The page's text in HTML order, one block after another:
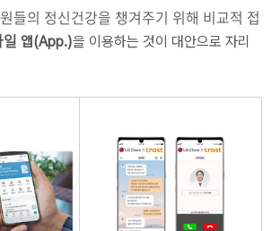
들의 정신건강을 챙겨주기 위해 비교적 접
앱(App.)을 이용하는 것이 대안으로 자리